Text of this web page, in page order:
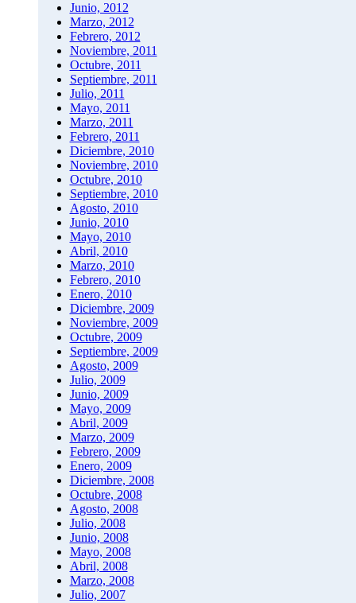
Junio, 2012
Marzo, 2012
Febrero, 2012
Noviembre, 2011
Octubre, 2011
Septiembre, 2011
Julio, 2011
Mayo, 2011
Marzo, 2011
Febrero, 2011
Diciembre, 2010
Noviembre, 2010
Octubre, 2010
Septiembre, 2010
Agosto, 2010
Junio, 2010
Mayo, 2010
Abril, 2010
Marzo, 2010
Febrero, 2010
Enero, 2010
Diciembre, 2009
Noviembre, 2009
Octubre, 2009
Septiembre, 2009
Agosto, 2009
Julio, 2009
Junio, 2009
Mayo, 2009
Abril, 2009
Marzo, 2009
Febrero, 2009
Enero, 2009
Diciembre, 2008
Octubre, 2008
Agosto, 2008
Julio, 2008
Junio, 2008
Mayo, 2008
Abril, 2008
Marzo, 2008
Julio, 2007